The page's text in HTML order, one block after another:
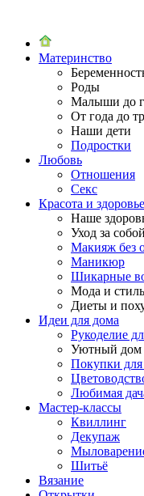
Материнство
Роды
Малыши до
От года до
Наши дети
Подростки
Любовь
Отношения
Секс
Красота и здоровье
Наше
Уход за собой
Макияж без
Маникюр
Шикарные
Мода и стиль
Диеты и
Идеи для дома
Рукоделие
Уютный дом
Покупки для
Любимая
Мастер-классы
Квиллинг
Декупаж
Шитьё
Вязание